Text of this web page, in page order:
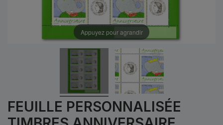
Appuyez pour agrandir
FEUILLE PERSONNALISÉE